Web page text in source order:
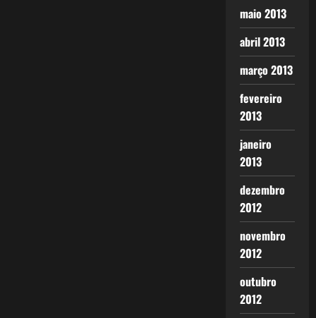
maio 2013
abril 2013
março 2013
fevereiro
2013
janeiro
2013
dezembro
2012
novembro
2012
outubro
2012